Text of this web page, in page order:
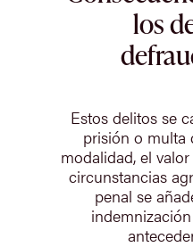
los
Estos delitos se
prisión o multa
modalidad, el
circunstancias
penal se